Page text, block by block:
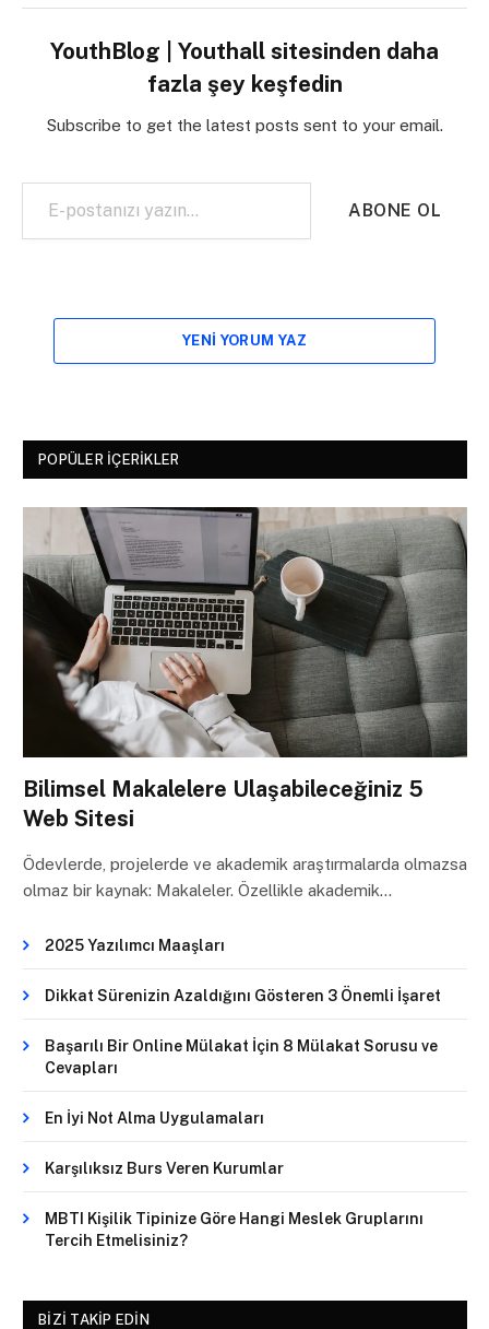
YouthBlog | Youthall sitesinden daha
fazla şey keşfedin
Subscribe to get the latest posts sent to your email.
E-postanızı yazın…
ABONE OL
YENI YORUM YAZ
POPÜLER İÇERIKLER
Bilimsel Makalelere Ulaşabileceğiniz 5
Web Sitesi
Ödevlerde, projelerde ve akademik araştırmalarda olmazsa
olmaz bir kaynak: Makaleler. Özellikle akademik…
2025 Yazılımcı Maaşları
Dikkat Sürenizin Azaldığını Gösteren 3 Önemli İşaret
Başarılı Bir Online Mülakat İçin 8 Mülakat Sorusu ve
Cevapları
En İyi Not Alma Uygulamaları
Karşılıksız Burs Veren Kurumlar
MBTI Kişilik Tipinize Göre Hangi Meslek Gruplarını
Tercih Etmelisiniz?
BIZI TAKIP EDIN